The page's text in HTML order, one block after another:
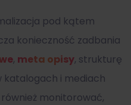
pod kątem
konieczność zadbania
, meta opisy, strukturę
katalogach i mediach
monitorować,